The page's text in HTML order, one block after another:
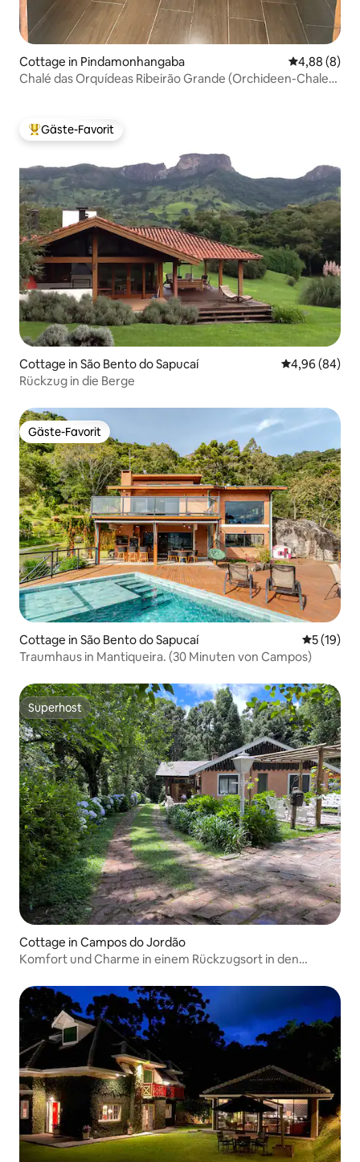
Cottage in Pindamonhangaba
4,88 (8)
Chalé das Orquídeas Ribeirão Grande (Orchideen-Chalet
Beliebter Gäste-Favorit.
Gäste-Favorit
Cottage in São Bento do Sapucaí
4,96 (84)
Rückzug in die Berge
Gäste-Favorit
Gäste-Favorit
Cottage in São Bento do Sapucaí
5 (19)
Traumhaus in Mantiqueira. (30 Minuten von Campos)
Superhost
Superhost
Cottage in Campos do Jordão
Komfort und Charme in einem Rückzugsort in den